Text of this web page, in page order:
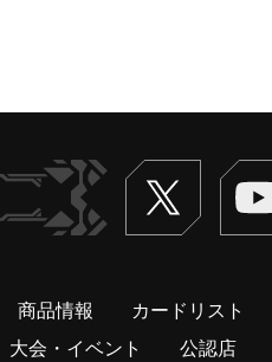
Twitter
商品情報 カードリスト
大会・イベント 公認店